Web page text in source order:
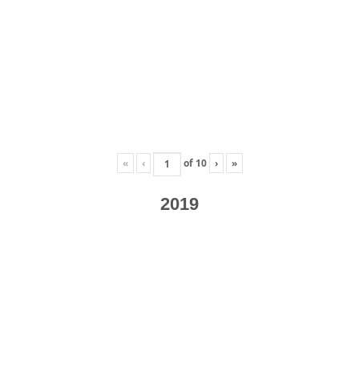
« ‹ of 10 › »
2019